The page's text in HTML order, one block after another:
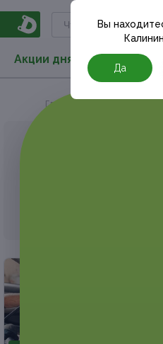
Акции дня Товары
Вы
Да
Главная
К сожалению,
Но у Frendi есть
могут вам